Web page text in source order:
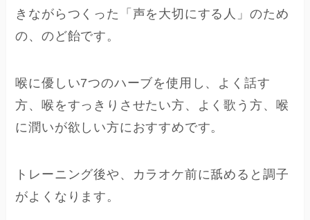
きながらつくった「声を大切にする人」のため
の、のど飴です。
喉に優しい7つのハーブを使用し、よく話す
方、喉をすっきりさせたい方、よく歌う方、喉
に潤いが欲しい方におすすめです。
トレーニング後や、カラオケ前に舐めると調子
がよくなります。